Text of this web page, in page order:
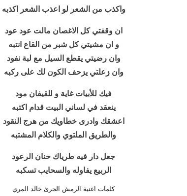
واكذب من الشعر لو اعذب الشعر اكذبه
ان وقفتي كل الاغصان مالت عود عود
و ان مشيتي كل شبر من القاع انتبه
وان رضيتي يقطع السيل مع لبة نفود
وان زعلتي يزحف الكون لك على ركبه
فيك للأبيات غاية و للقيفان مود
ينعقد في لساني البيت قدام اكتبه
اعشقك وادرى خطاويك من هرج النقود
والطريق الملتوي والكلام المشتبه
جعل دار فيه طرياك حنان الرعود
الربيع يفاوله والسحايب تسكبه
كلمات اغنية الرمش الجرئ خالد المري